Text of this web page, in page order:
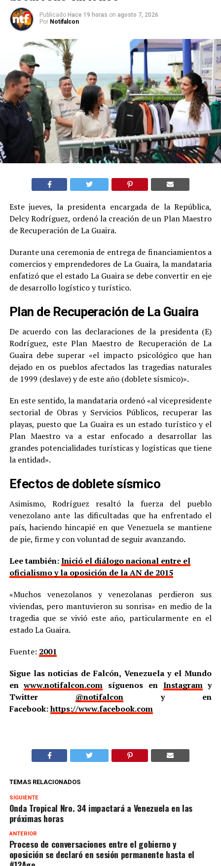
Publicado Hace 19 horas on agosto 7, 2026
Por Notifalcon
Este jueves, la presidenta encargada de la República,
Delcy Rodríguez, ordenó la creación de un Plan Maestro
de Recuperación de La Guaira.
Durante una ceremonia de entrega de financiamientos a
comercios y emprendedores de La Guaira, la mandataria
enfatizó que el estado La Guaira se debe convertir en eje
de desarrollo logístico y turístico.
Plan de Recuperación de La Guaira
De acuerdo con las declaraciones de la presidenta (E)
Rodríguez, este Plan Maestro de Recuperación de La
Guaira debe superar «el impacto psicológico que han
dejado en os pueblos afectados las tragedias naturales
de 1999 (deslave) y de este año (doblete sísmico)».
En este sentido, la mandataria ordenó «al vicepresidente
sectorial de Obras y Servicios Públicos, recuperar las
playas, puesto que La Guaira es un estado turístico y el
Plan Maestro va a estar enfocado a desarrollar las
grandes potencialidades turísticas y logísticas que tiene
la entidad».
Efectos de doblete sísmico
Asimismo, Rodríguez resaltó la fuerza del pueblo
venezolano ante las dificultadas que ha enfrentado el
país, haciendo hincapié en que Venezuela se mantiene
de pie, firme y con voluntad de seguir avanzando.
Lee también:Inició el diálogo nacional entre el
oficialismo y la oposición de la AN de 2015
«Muchos venezolanos y venezolanas perdieron sus
viviendas, pero mantuvieron su sonrisa» en medio de la
tragedia que se vivió este año, particularmente en el
estado La Guaira.
Fuente: 2001
Sigue las noticias de Falcón, Venezuela y el Mundo
enwww.notifalcon.com síguenos en Instagramy
Twitter @notifalcony en
Facebook:https://www.facebook.com
TEMAS RELACIONADOS
SIGUIENTE
Onda Tropical Nro. 34 impactará a Venezuela en las
próximas horas
ANTERIOR
Proceso de conversaciones entre el gobierno y
oposición se declaró en sesión permanente hasta el